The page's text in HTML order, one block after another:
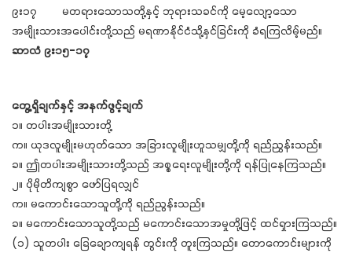
၉း၁၇ မတရားသောသတို့နှင့် ဘုရားသခင်ကို မေ့လျော့သော
အမျိုးသားအပေါင်းတို့သည် မရဏာနိုင်ငံသို့နှင်ခြင်းကို ခံရကြလိမ့်မည်။
ဆာလံ ၉း၁၅-၁၇
တွေ့ရှိချက်နှင့် အနက်ဖွင့်ချက်
၁။ တပါးအမျိုးသားတို့
က။ ယုဒလူမျိုးမဟုတ်သော အခြားလူမျိုးဟူသမျှတို့ကို ရည်ညွှန်းသည်။
ခ။ ဤတပါးအမျိုးသားတို့သည် အစ္စရေးလူမျိုးတို့ကို ရန်ပြုနေကြသည်။
၂။ ပိုမိုတိကျစွာ ဖော်ပြရလျှင်
က။ မကောင်းသောသူတို့ကို ရည်ညွန်းသည်။
ခ။ မကောင်းသောသူတို့သည် မကောင်းသောအမှုတို့ဖြင့် ထင်ရှားကြသည်။
(၁) သူတပါး ခြေချောကျရန် တွင်းကို တူးကြသည်။ တောကောင်းများကို